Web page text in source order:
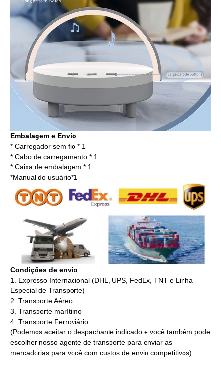
Embalagem e Envio
* Carregador sem fio * 1
* Cabo de carregamento * 1
* Caixa de embalagem * 1
*Manual do usuário*1
Condições de envio
1. Expresso Internacional (DHL, UPS, FedEx, TNT e Linha
Especial de Transporte)
2. Transporte Aéreo
3. Transporte marítimo
4. Transporte Ferroviário
(Podemos aceitar o despachante indicado e você também pode
escolher nosso agente de transporte para enviar as
mercadorias para você com custos de envio competitivos)